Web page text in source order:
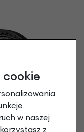
w naszej
z